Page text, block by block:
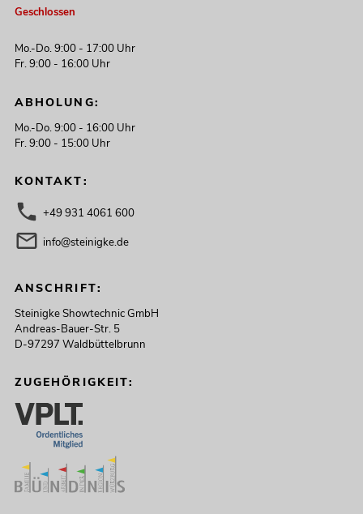
Geschlossen
Mo.-Do. 9:00 - 17:00 Uhr
Fr. 9:00 - 16:00 Uhr
ABHOLUNG:
Mo.-Do. 9:00 - 16:00 Uhr
Fr. 9:00 - 15:00 Uhr
KONTAKT:
+49 931 4061 600
info@steinigke.de
ANSCHRIFT:
Steinigke Showtechnic GmbH
Andreas-Bauer-Str. 5
D-97297 Waldbüttelbrunn
ZUGEHÖRIGKEIT: